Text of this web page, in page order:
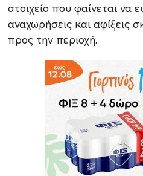
στοιχείο που φαίνεται να
αναχωρήσεις και αφίξεις
προς την περιοχή.